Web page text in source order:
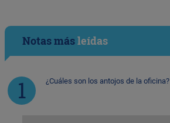
Notas másleídas
¿Cuáles son los antojos de la oficina?